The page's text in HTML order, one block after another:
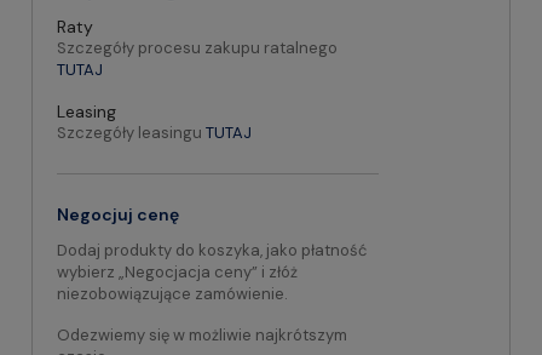
Raty
Szczegóły procesu zakupu ratalnego
TUTAJ
Leasing
Szczegóły leasingu TUTAJ
Negocjuj cenę
Dodaj produkty do koszyka, jako płatność
wybierz „Negocjacja ceny” i złóż
niezobowiązujące zamówienie.
Odezwiemy się w możliwie najkrótszym